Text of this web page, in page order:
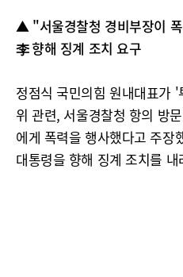
▲ "서울경찰청 경비부장이
李 향해 징계 조치 요구
정점식 국민의힘 원내대표가
위 관련, 서울경찰청 항의 방
에게 폭력을 행사했다고 주장
대통령을 향해 징계 조치를